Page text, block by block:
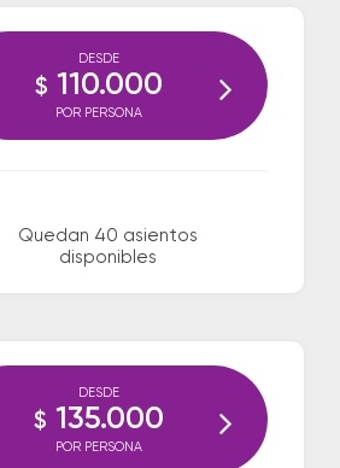
Quedan 40 asientos
disponibles
DESDE
$ 110.000
POR PERSONA
DESDE
$ 135.000
POR PERSONA